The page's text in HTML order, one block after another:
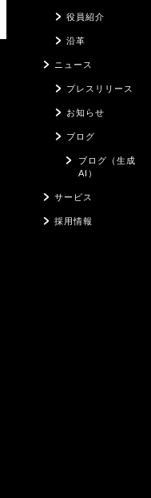
役員紹介
沿革
ニュース
プレスリリース
お知らせ
ブログ
ブログ（生成
AI）
サービス
採用情報